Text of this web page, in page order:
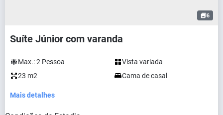
6
Suíte Júnior com varanda
Max.:2 Pessoa
Vista variada
23 m2
Cama de casal
Mais detalhes